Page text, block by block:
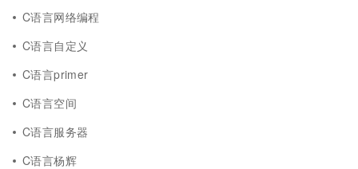
C语言网络编程
C语言自定义
C语言primer
C语言空间
C语言服务器
C语言杨辉